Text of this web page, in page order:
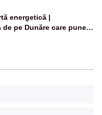
energetică |
de pe Dunăre care pune
Cernavodă era